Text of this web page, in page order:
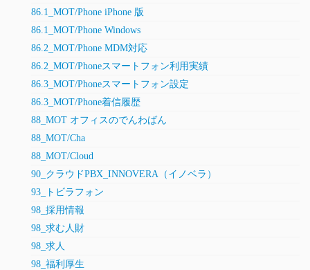
86.1_MOT/Phone iPhone 版
86.1_MOT/Phone Windows
86.2_MOT/Phone MDM対応
86.2_MOT/Phoneスマートフォン利用実績
86.3_MOT/Phoneスマートフォン設定
86.3_MOT/Phone着信履歴
88_MOT オフィスのでんわばん
88_MOT/Cha
88_MOT/Cloud
90_クラウドPBX_INNOVERA（イノベラ）
93_トビラフォン
98_採用情報
98_求む人財
98_求人
98_福利厚生